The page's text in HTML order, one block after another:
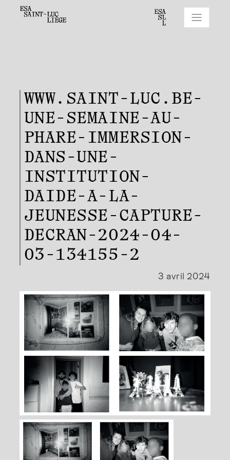
WWW.SAINT-LUC.BE-
UNE-SEMAINE-AU-
PHARE-IMMERSION-
DANS-UNE-
INSTITUTION-
DAIDE-A-LA-
JEUNESSE-CAPTURE-
DECRAN-2024-04-
03-134155-2
3 avril 2024